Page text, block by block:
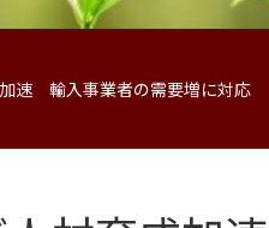
速 輸入事業者の需要増に対応